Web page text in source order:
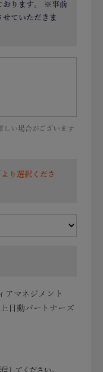
おります。 ※事前
せていただきま
い場合がございます
り選択くださ
アマネジメント
日動パートナーズ
してください。